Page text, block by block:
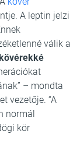
A leptin jelzi
válik a
– mondta
vezetője. “A
normál
kör